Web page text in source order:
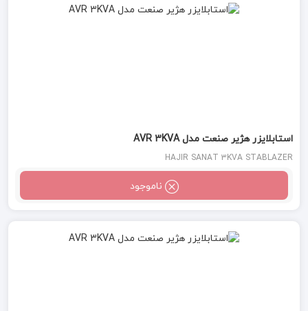
استابلایزر هژیر صنعت مدل AVR 3KVA
HAJIR SANAT 3KVA STABLAZER
ناموجود